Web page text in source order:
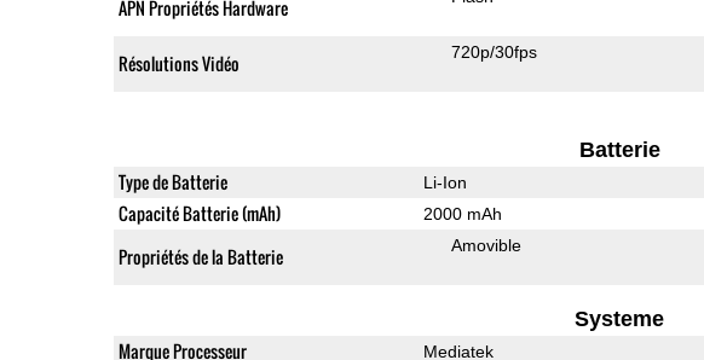
APN Propriétés Hardware
Résolutions Vidéo 720p/30fps
Batterie
Type de Batterie Li-Ion
Capacité Batterie (mAh) 2000 mAh
Propriétés de la Batterie Amovible
Systeme
Marque Processeur Mediatek